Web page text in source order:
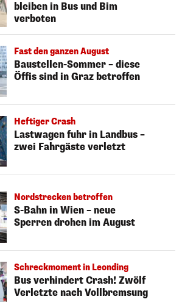
bleiben in Bus und Bim
verboten
Fast den ganzen August
Baustellen-Sommer – diese
Öffis sind in Graz betroffen
Heftiger Crash
Lastwagen fuhr in Landbus –
zwei Fahrgäste verletzt
Nordstrecken betroffen
S-Bahn in Wien – neue
Sperren drohen im August
Schreckmoment in Leonding
Bus verhindert Crash! Zwölf
Verletzte nach Vollbremsung